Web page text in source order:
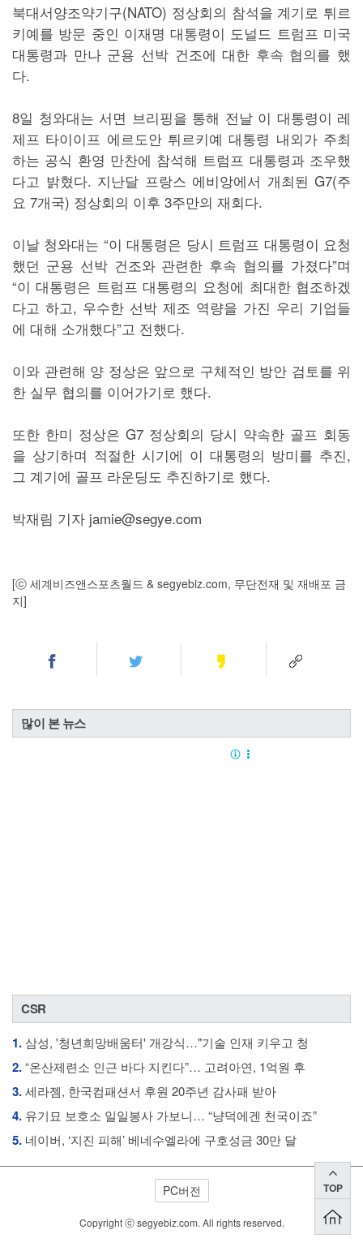
북대서양조약기구(NATO) 정상회의 참석을 계기로 튀르
키예를 방문 중인 이재명 대통령이 도널드 트럼프 미국
대통령과 만나 군용 선박 건조에 대한 후속 협의를 했
다.
8일 청와대는 서면 브리핑을 통해 전날 이 대통령이 레
제프 타이이프 에르도안 튀르키예 대통령 내외가 주최
하는 공식 환영 만찬에 참석해 트럼프 대통령과 조우했
다고 밝혔다. 지난달 프랑스 에비앙에서 개최된 G7(주
요 7개국) 정상회의 이후 3주만의 재회다.
이날 청와대는 “이 대통령은 당시 트럼프 대통령이 요청
했던 군용 선박 건조와 관련한 후속 협의를 가졌다”며
“이 대통령은 트럼프 대통령의 요청에 최대한 협조하겠
다고 하고, 우수한 선박 제조 역량을 가진 우리 기업들
에 대해 소개했다”고 전했다.
이와 관련해 양 정상은 앞으로 구체적인 방안 검토를 위
한 실무 협의를 이어가기로 했다.
또한 한미 정상은 G7 정상회의 당시 약속한 골프 회동
을 상기하며 적절한 시기에 이 대통령의 방미를 추진,
그 계기에 골프 라운딩도 추진하기로 했다.
박재림 기자 jamie@segye.com
[ⓒ 세계비즈앤스포츠월드 & segyebiz.com, 무단전재 및 재배포 금
지]
많이 본 뉴스
CSR
1.삼성, '청년희망배움터' 개강식…"기술 인재 키우고 청
2.“온산제련소 인근 바다 지킨다”… 고려아연, 1억원 후
3.세라젬, 한국컴패션서 후원 20주년 감사패 받아
4. 유기묘 보호소 일일봉사 가보니… “냥덕에겐 천국이죠”
5. 네이버, ‘지진 피해’ 베네수엘라에 구호성금 30만 달
PC버전
Copyright ⓒ segyebiz.com. All rights reserved.
TOP